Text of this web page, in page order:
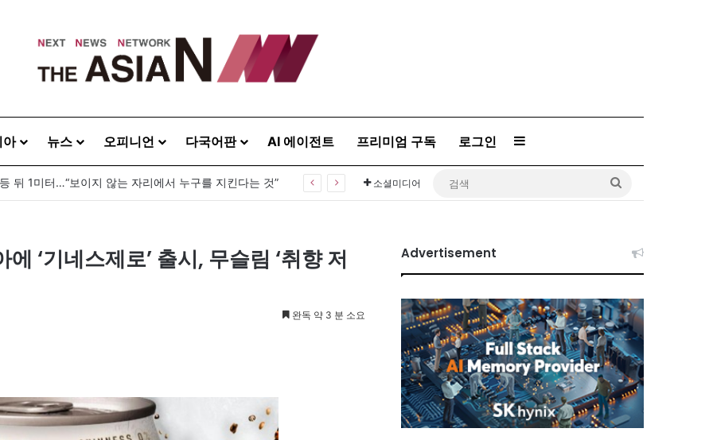
아 뉴스 오피니언 다국어판 AI 에이전트 프리미엄 구독 로그인 Sidebar
뒤 1미터…“보이지 않는 자리에서 누구를 지킨다는 것” 소셜미디어
‘기네스제로’ 출시, 무슬림 ‘취향 저
완독 약 3 분 소요
Advertisement